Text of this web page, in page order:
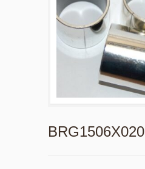
BRG1506X020